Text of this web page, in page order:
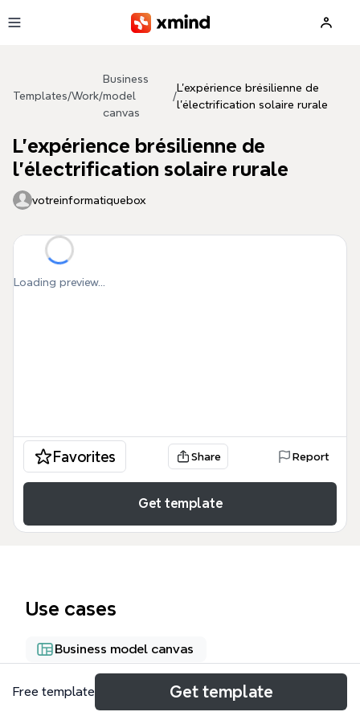
Templates/Work/
Business
model
canvas
/
L'expérience brésilienne de
l'électrification solaire rurale
L'expérience brésilienne de
l'électrification solaire rurale
votreinformatiquebox
Loading preview...
Favorites Share Report
Get template
Use cases
Business model canvas
About
Free template Get template